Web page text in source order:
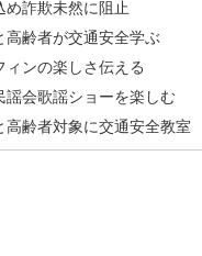
め詐欺未然に阻止
高齢者が交通安全学ぶ
ィンの楽しさ伝える
謡会歌謡ショーを楽しむ
高齢者対象に交通安全教室